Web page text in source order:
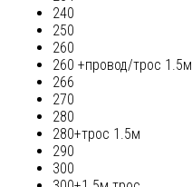
240
250
260
260 +провод/трос 1.5м
266
270
280
280+трос 1.5м
290
300